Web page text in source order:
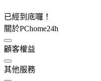
已經到底囉！
關於PChome24h
顧客權益
其他服務